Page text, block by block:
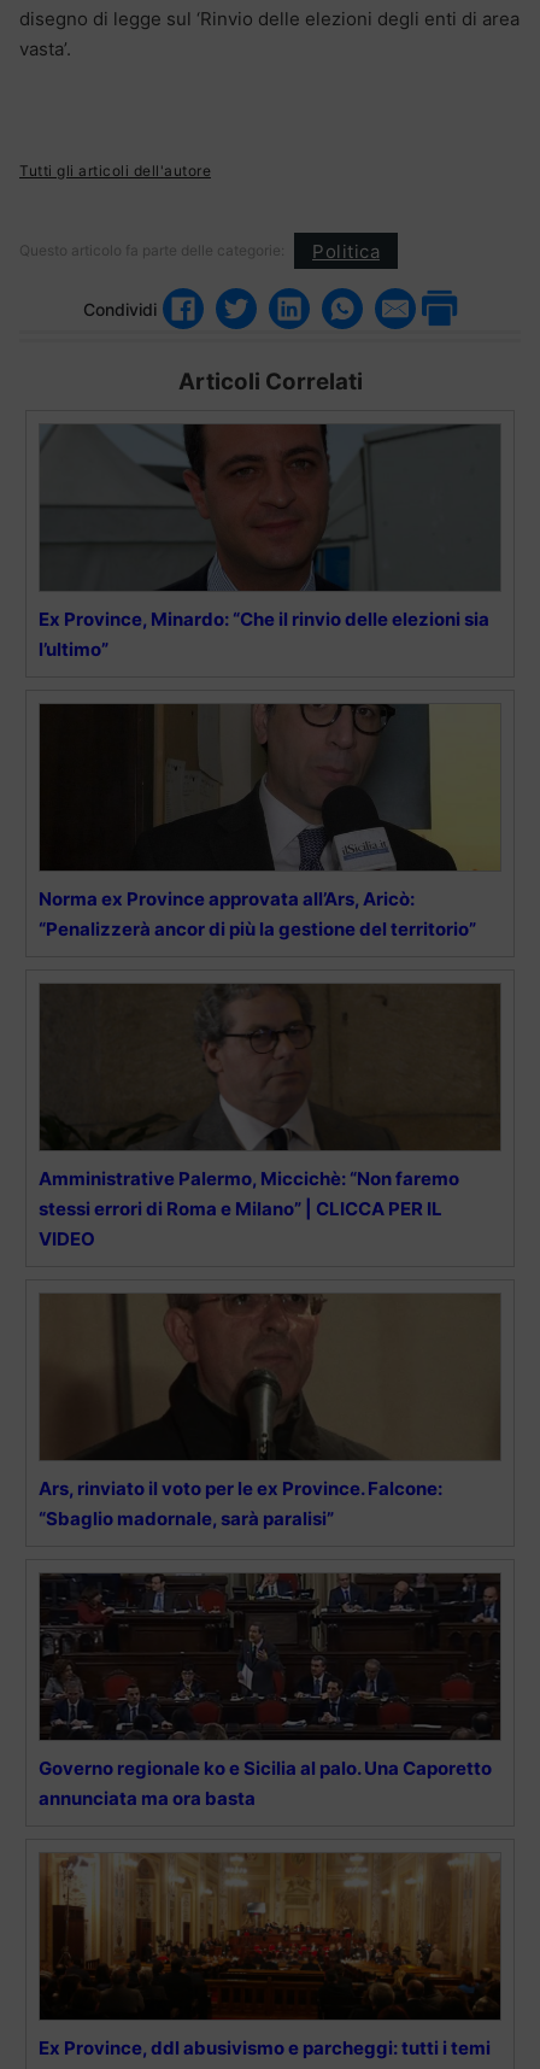
disegno di legge sul ‘Rinvio delle elezioni degli enti di area
vasta’.
Tutti gli articoli dell'autore
Questo articolo fa parte delle categorie: Politica
Condividi
Articoli Correlati
Ex Province, Minardo: “Che il rinvio delle elezioni sia
l’ultimo”
Norma ex Province approvata all’Ars, Aricò:
“Penalizzerà ancor di più la gestione del territorio”
Amministrative Palermo, Miccichè: “Non faremo
stessi errori di Roma e Milano” | CLICCA PER IL
VIDEO
Ars, rinviato il voto per le ex Province. Falcone:
“Sbaglio madornale, sarà paralisi”
Governo regionale ko e Sicilia al palo. Una Caporetto
annunciata ma ora basta
Ex Province, ddl abusivismo e parcheggi: tutti i temi